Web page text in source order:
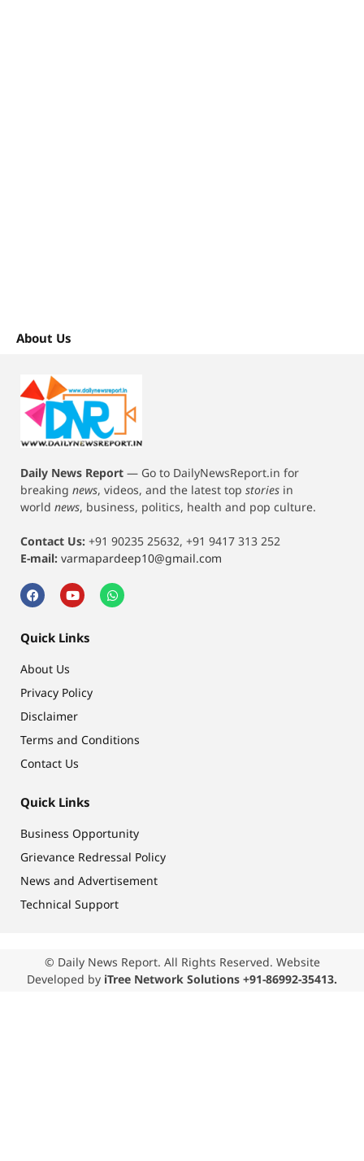
About Us
Daily News Report — Go to DailyNewsReport.in for
breaking news, videos, and the latest top stories in
world news, business, politics, health and pop culture.
Contact Us: +91 90235 25632, +91 9417 313 252
E-mail: varmapardeep10@gmail.com
Quick Links
About Us
Privacy Policy
Disclaimer
Terms and Conditions
Contact Us
Quick Links
Business Opportunity
Grievance Redressal Policy
News and Advertisement
Technical Support
© Daily News Report. All Rights Reserved. Website
Developed by iTree Network Solutions +91-86992-35413.